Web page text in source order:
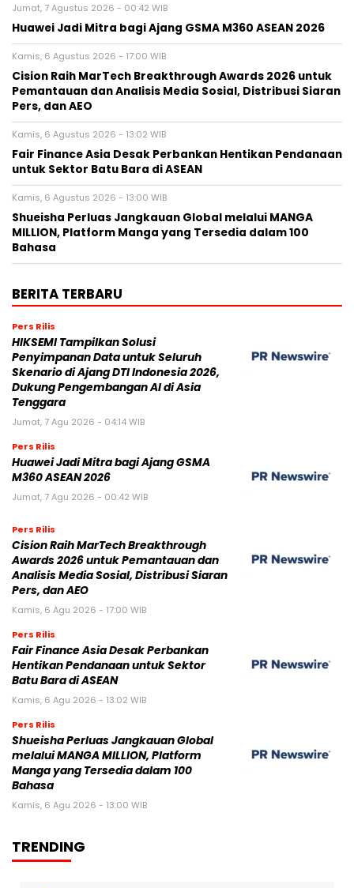
Jumat, 7 Agustus 2026 - 00:42 WIB
Huawei Jadi Mitra bagi Ajang GSMA M360 ASEAN 2026
Kamis, 6 Agustus 2026 - 17:00 WIB
Cision Raih MarTech Breakthrough Awards 2026 untuk
Pemantauan dan Analisis Media Sosial, Distribusi Siaran
Pers, dan AEO
Kamis, 6 Agustus 2026 - 13:02 WIB
Fair Finance Asia Desak Perbankan Hentikan Pendanaan
untuk Sektor Batu Bara di ASEAN
Kamis, 6 Agustus 2026 - 13:00 WIB
Shueisha Perluas Jangkauan Global melalui MANGA
MILLION, Platform Manga yang Tersedia dalam 100
Bahasa
BERITA TERBARU
Pers Rilis
HIKSEMI Tampilkan Solusi
Penyimpanan Data untuk Seluruh
Skenario di Ajang DTI Indonesia 2026,
Dukung Pengembangan AI di Asia
Tenggara
Jumat, 7 Agu 2026 - 04:14 WIB
Pers Rilis
Huawei Jadi Mitra bagi Ajang GSMA
M360 ASEAN 2026
Jumat, 7 Agu 2026 - 00:42 WIB
Pers Rilis
Cision Raih MarTech Breakthrough
Awards 2026 untuk Pemantauan dan
Analisis Media Sosial, Distribusi Siaran
Pers, dan AEO
Kamis, 6 Agu 2026 - 17:00 WIB
Pers Rilis
Fair Finance Asia Desak Perbankan
Hentikan Pendanaan untuk Sektor
Batu Bara di ASEAN
Kamis, 6 Agu 2026 - 13:02 WIB
Pers Rilis
Shueisha Perluas Jangkauan Global
melalui MANGA MILLION, Platform
Manga yang Tersedia dalam 100
Bahasa
Kamis, 6 Agu 2026 - 13:00 WIB
TRENDING